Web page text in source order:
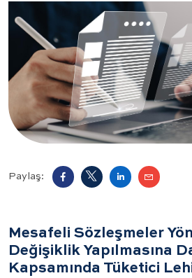
Paylaş:
Mesafeli Sözleşmeler
Değişiklik Yapılmasına
Kapsamında Tüketici